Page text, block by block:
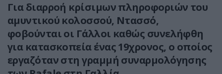
Για διαρροή κρίσιμων πληροφοριών του
αμυντικού κολοσσού, Ντασσό,
φοβούνται οι Γάλλοι καθώς συνελήφθη
για κατασκοπεία ένας 19χρονος, ο οποίος
εργαζόταν στη γραμμή συναρμολόγησης